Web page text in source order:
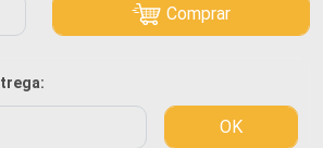
Comprar
OK